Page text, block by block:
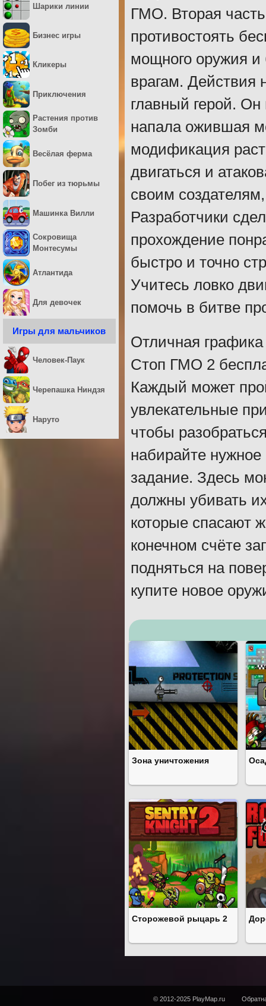
ГМО. Вторая
противостоять
мощного оружия и
врагам. Действия
главный герой.
напала ожившая
модификация
двигаться и
своим
Разработчики
прохождение
быстро и точно
Учитесь ловко
помочь в битве
Отличная
Стоп ГМО 2
Каждый может
увлекательные
чтобы
набирайте
задание. Здесь
должны убивать
которые спасают
конечном счёте
подняться на
купите новое
Зона уничтожения
Сторожевой рыцарь 2
Шарики линии
Бизнес игры
Кликеры
Приключения
Растения против
Зомби
Весёлая ферма
Побег из тюрьмы
Машинка Вилли
Сокровища
Монтесумы
Атлантида
Для девочек
Игры для мальчиков
Человек-Паук
Черепашка Ниндзя
Наруто
© 2012-2025 PlayMap.ru